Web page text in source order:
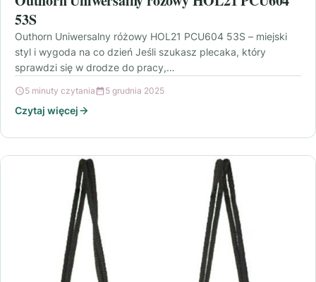
53S
Outhorn Uniwersalny różowy HOL21 PCU604 53S – miejski
styl i wygoda na co dzień Jeśli szukasz plecaka, który
sprawdzi się w drodze do pracy,…
5 minuty czytania 5 grudnia 2025
Czytaj więcej